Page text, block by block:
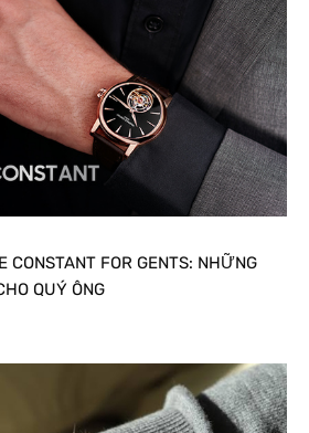
CONSTANT FOR GENTS: NHỮNG
QUÝ ÔNG